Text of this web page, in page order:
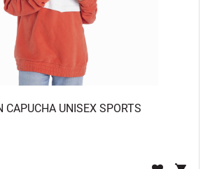
CAPUCHA UNISEX SPORTS